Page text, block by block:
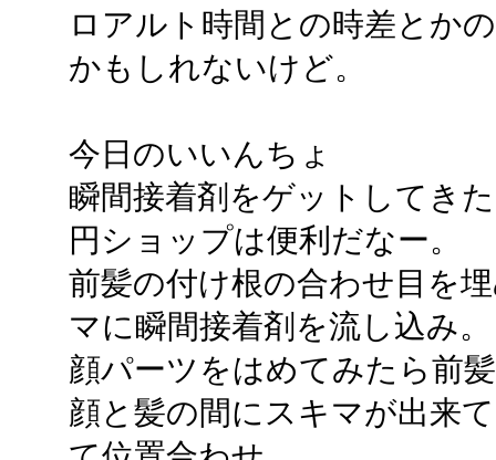
ロアルト時間との時差とか
かもしれないけど。
今日のいいんちょ
瞬間接着剤をゲットしてき
円ショップは便利だなー。
前髪の付け根の合わせ目を
マに瞬間接着剤を流し込み。
顔パーツをはめてみたら前
顔と髪の間にスキマが出来